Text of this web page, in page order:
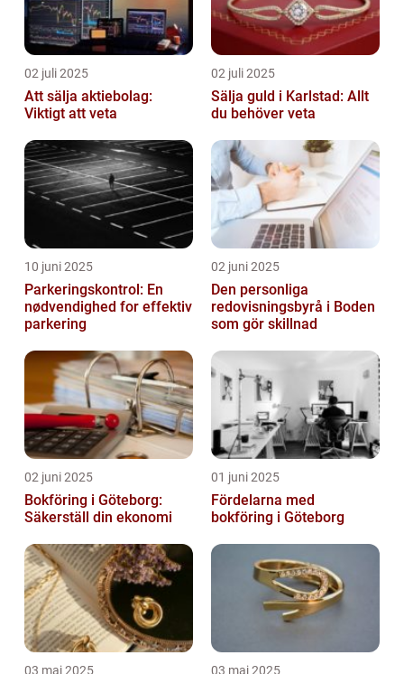
02 juli 2025
Att sälja aktiebolag:
Viktigt att veta
02 juli 2025
Sälja guld i Karlstad: Allt
du behöver veta
10 juni 2025
Parkeringskontrol: En
nødvendighed for effektiv
parkering
02 juni 2025
Den personliga
redovisningsbyrå i Boden
som gör skillnad
02 juni 2025
Bokföring i Göteborg:
Säkerställ din ekonomi
01 juni 2025
Fördelarna med
bokföring i Göteborg
03 maj 2025 03 maj 2025